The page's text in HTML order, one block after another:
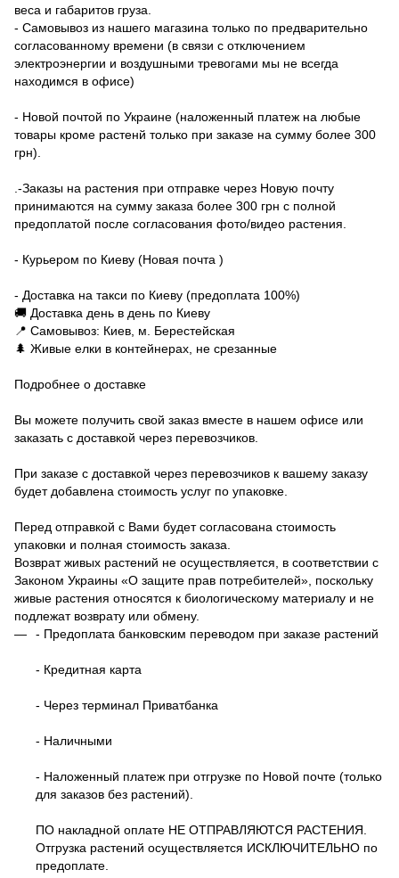
веса и габаритов груза.
- Самовывоз из нашего магазина только по предварительно
согласованному времени (в связи с отключением
электроэнергии и воздушными тревогами мы не всегда
находимся в офисе)
- Новой почтой по Украине (наложенный платеж на любые
товары кроме растенй только при заказе на сумму более 300
грн).
.-Заказы на растения при отправке через Новую почту
принимаются на сумму заказа более 300 грн с полной
предоплатой после согласования фото/видео растения.
- Курьером по Киеву (Новая почта )
- Доставка на такси по Киеву (предоплата 100%)
🚚 Доставка день в день по Киеву
📍 Самовывоз: Киев, м. Берестейская
🌲 Живые елки в контейнерах, не срезанные
Подробнее о доставке
Вы можете получить свой заказ вместе в нашем офисе или
заказать с доставкой через перевозчиков.
При заказе с доставкой через перевозчиков к вашему заказу
будет добавлена стоимость услуг по упаковке.
Перед отправкой с Вами будет согласована стоимость
упаковки и полная стоимость заказа.
Возврат живых растений не осуществляется, в соответствии с
Законом Украины «О защите прав потребителей», поскольку
живые растения относятся к биологическому материалу и не
подлежат возврату или обмену.
- Предоплата банковским переводом при заказе растений
- Кредитная карта
- Через терминал Приватбанка
- Наличными
- Наложенный платеж при отгрузке по Новой почте (только
для заказов без растений).
ПО накладной оплате НЕ ОТПРАВЛЯЮТСЯ РАСТЕНИЯ.
Отгрузка растений осуществляется ИСКЛЮЧИТЕЛЬНО по
предоплате.